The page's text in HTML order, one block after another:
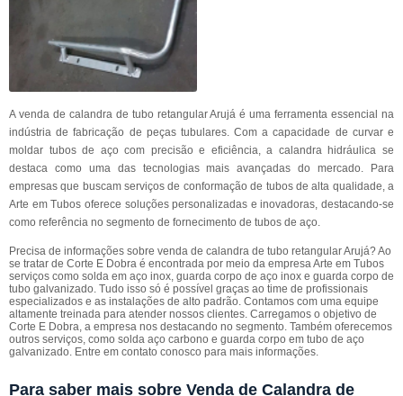
A venda de calandra de tubo retangular Arujá é uma ferramenta essencial na
indústria de fabricação de peças tubulares. Com a capacidade de curvar e
moldar tubos de aço com precisão e eficiência, a calandra hidráulica se
destaca como uma das tecnologias mais avançadas do mercado. Para
empresas que buscam serviços de conformação de tubos de alta qualidade, a
Arte em Tubos oferece soluções personalizadas e inovadoras, destacando-se
como referência no segmento de fornecimento de tubos de aço.
Precisa de informações sobre venda de calandra de tubo retangular Arujá? Ao
se tratar de Corte E Dobra é encontrada por meio da empresa Arte em Tubos
serviços como solda em aço inox, guarda corpo de aço inox e guarda corpo de
tubo galvanizado. Tudo isso só é possível graças ao time de profissionais
especializados e as instalações de alto padrão. Contamos com uma equipe
altamente treinada para atender nossos clientes. Carregamos o objetivo de
Corte E Dobra, a empresa nos destacando no segmento. Também oferecemos
outros serviços, como solda aço carbono e guarda corpo em tubo de aço
galvanizado. Entre em contato conosco para mais informações.
Para saber mais sobre Venda de Calandra de